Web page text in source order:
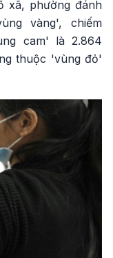
xã, phường đánh
vàng', chiếm
cam' là 2.864
thuộc 'vùng đỏ'